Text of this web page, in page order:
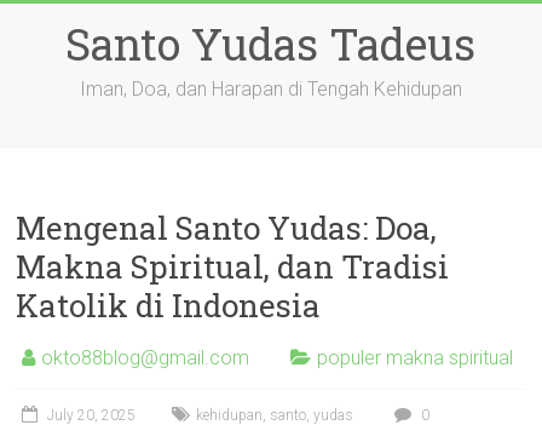
Santo Yudas Tadeus
Iman, Doa, dan Harapan di Tengah Kehidupan
Mengenal Santo Yudas: Doa,
Makna Spiritual, dan Tradisi
Katolik di Indonesia
okto88blog@gmail.com populer makna spiritual
July 20, 2025 kehidupan, santo,yudas
0